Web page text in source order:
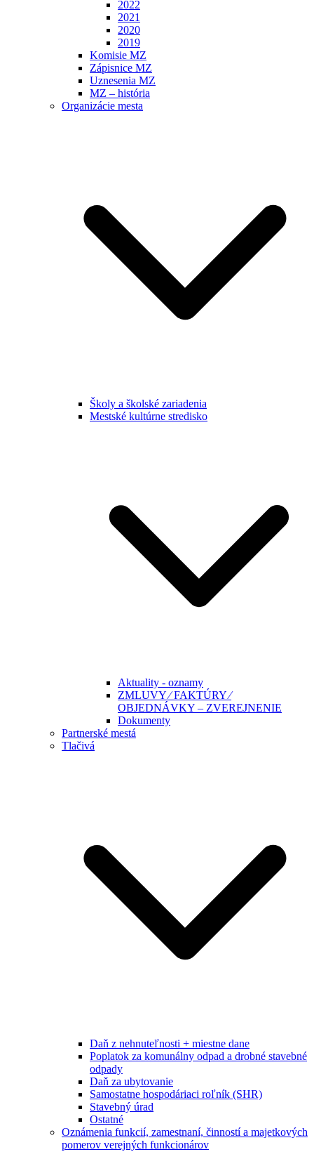
2022
2021
2020
2019
Komisie MZ
Zápisnice MZ
Uznesenia MZ
MZ – história
Organizácie mesta
Školy a školské zariadenia
Mestské kultúrne stredisko
Aktuality - oznamy
ZMLUVY ⁄ FAKTÚRY ⁄
OBJEDNÁVKY – ZVEREJNENIE
Dokumenty
Partnerské mestá
Tlačivá
Daň z nehnuteľnosti + miestne dane
Poplatok za komunálny odpad a drobné stavebné
odpady
Daň za ubytovanie
Samostatne hospodáriaci roľník (SHR)
Stavebný úrad
Ostatné
Oznámenia funkcií, zamestnaní, činností a majetkových
pomerov verejných funkcionárov